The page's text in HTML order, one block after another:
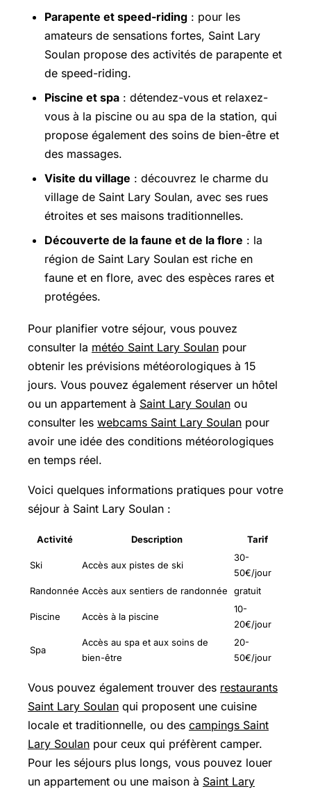
Parapente et speed-riding : pour les
amateurs de sensations fortes, Saint Lary
Soulan propose des activités de parapente et
de speed-riding.
Piscine et spa : détendez-vous et relaxez-
vous à la piscine ou au spa de la station, qui
propose également des soins de bien-être et
des massages.
Visite du village : découvrez le charme du
village de Saint Lary Soulan, avec ses rues
étroites et ses maisons traditionnelles.
Découverte de la faune et de la flore : la
région de Saint Lary Soulan est riche en
faune et en flore, avec des espèces rares et
protégées.
Pour planifier votre séjour, vous pouvez
consulter la météo Saint Lary Soulan pour
obtenir les prévisions météorologiques à 15
jours. Vous pouvez également réserver un hôtel
ou un appartement à Saint Lary Soulan ou
consulter les webcams Saint Lary Soulan pour
avoir une idée des conditions météorologiques
en temps réel.
Voici quelques informations pratiques pour votre
séjour à Saint Lary Soulan :
Activité Description Tarif
Ski Accès aux pistes de ski
30-
50€/jour
Randonnée Accès aux sentiers de randonnée gratuit
Piscine Accès à la piscine
10-
20€/jour
Spa
Accès au spa et aux soins de
bien-être
20-
50€/jour
Vous pouvez également trouver des restaurants
Saint Lary Soulan qui proposent une cuisine
locale et traditionnelle, ou des campings Saint
Lary Soulan pour ceux qui préfèrent camper.
Pour les séjours plus longs, vous pouvez louer
un appartement ou une maison à Saint Lary